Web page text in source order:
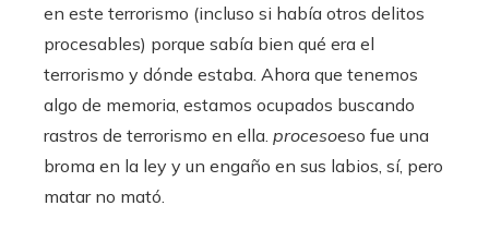
en este terrorismo (incluso si había otros delitos
procesables) porque sabía bien qué era el
terrorismo y dónde estaba. Ahora que tenemos
algo de memoria, estamos ocupados buscando
rastros de terrorismo en ella. procesoeso fue una
broma en la ley y un engaño en sus labios, sí, pero
matar no mató.